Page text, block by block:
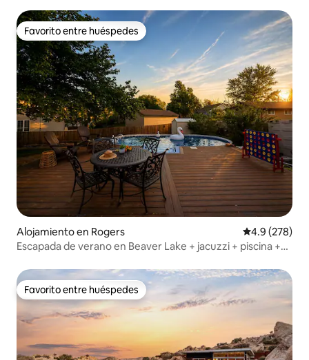
Favorito entre huéspedes
Favorito entre huéspedes
Alojamiento en Rogers Calificación
4.9 (278)
Escapada de verano en Beaver Lake + jacuzzi + piscina +
Favorito entre huéspedes
Favorito entre huéspedes